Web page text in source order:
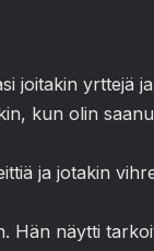
joitakin yrttejä
kun olin
ja jotakin
Hän näytti